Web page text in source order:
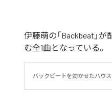
伊藤萌の「Backbeat」
む全1曲となっている。
バックビートを効かせたハウ